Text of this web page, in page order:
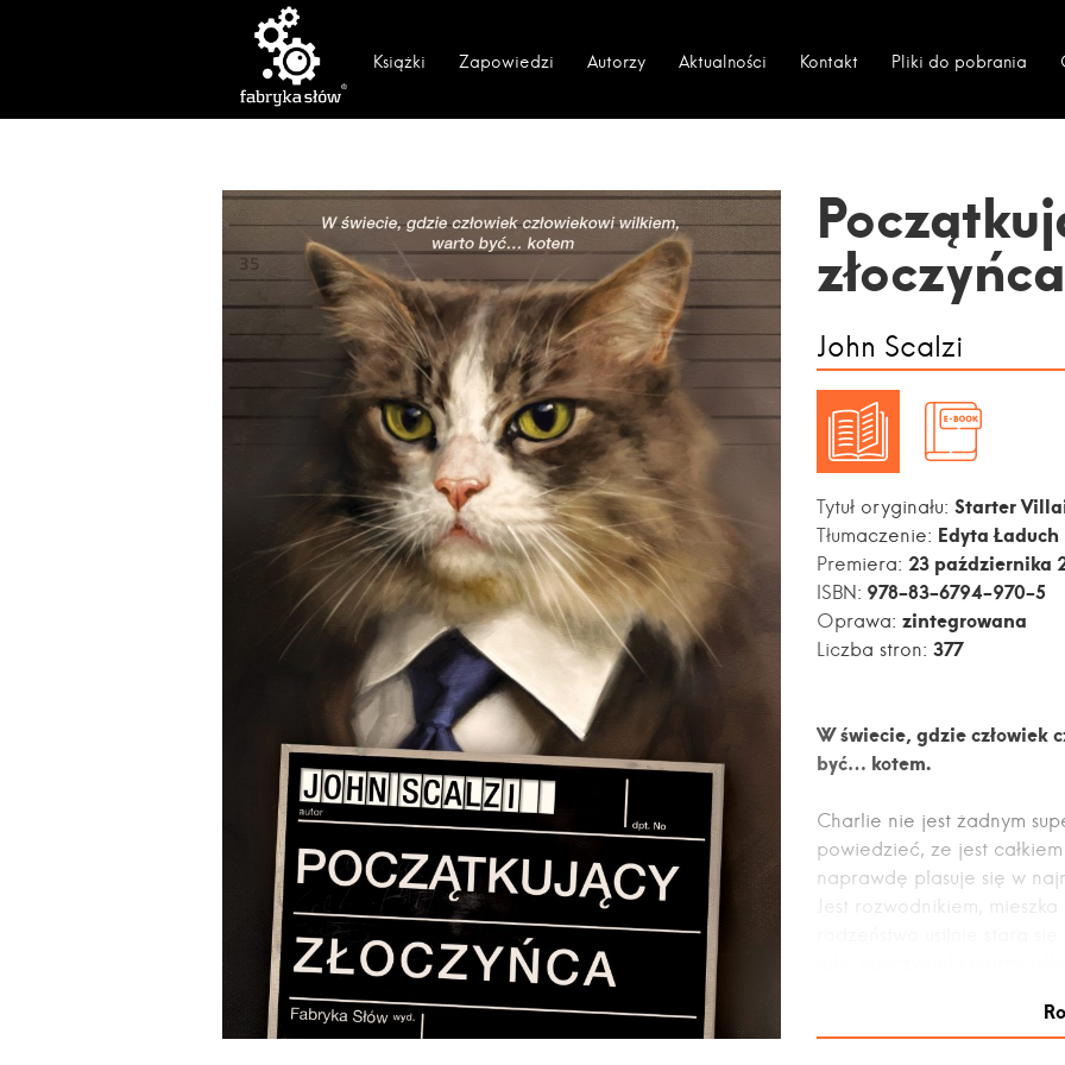
Książki Zapowiedzi Autorzy Aktualności Kontakt Pliki do pobrania
złoczyńca
John Scalzi
Tytuł oryginału: Starter
Tłumaczenie: Edyta Ładuch
Premiera: 23 października
ISBN: 978-83-6794-970-5
Oprawa: zintegrowana
Liczba stron: 377
W świecie, gdzie człowiek
być… kotem.
Charlie nie jest żadnym
powiedzieć, ze jest
naprawdę plasuje się w
Jest rozwodnikiem,
pożyczki, na co